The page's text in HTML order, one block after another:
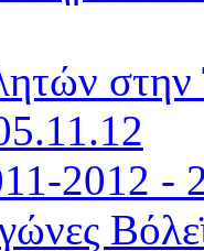
στην
2012 -